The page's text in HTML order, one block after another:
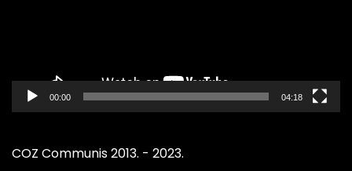
00:00 04:18
COZ Communis 2013. - 2023.